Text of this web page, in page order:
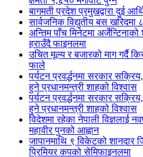
बागमती प्रदेश प्रमुखद्वारा दुई
सार्वजनिक विद्युतीय बस
अन्तिम पाँच मिनेटमा
हराउँदै फाइनलमा
उचित मूल्य र बजारको माग गर्दै
फाले
पर्यटन प्रवर्द्धनमा सरकार
हुने प्रधानमन्त्री शाहको विश्वास
पर्यटन प्रवर्द्धनमा सरकार
हुने प्रधानमन्त्री शाहको विश्वास
विदेशमा रहेका नेपाली विज्ञलाई
महावीर पुनको आह्वान
जापानमाथि ९ विकेटको शानदार
प्रिमियर कपको सेमिफाइनलमा